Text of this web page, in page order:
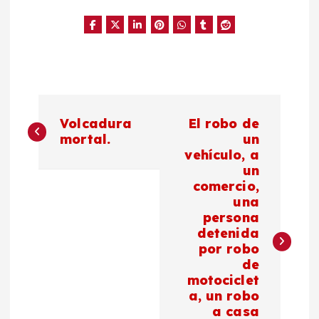
a
Volcadura
mortal.
El robo de
un
vehículo, a
un
comercio,
una
persona
detenida
por robo
de
motociclet
a, un robo
a casa